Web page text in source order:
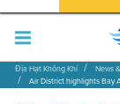
Địa Hạt Không Khí
News
Air District highlights Bay